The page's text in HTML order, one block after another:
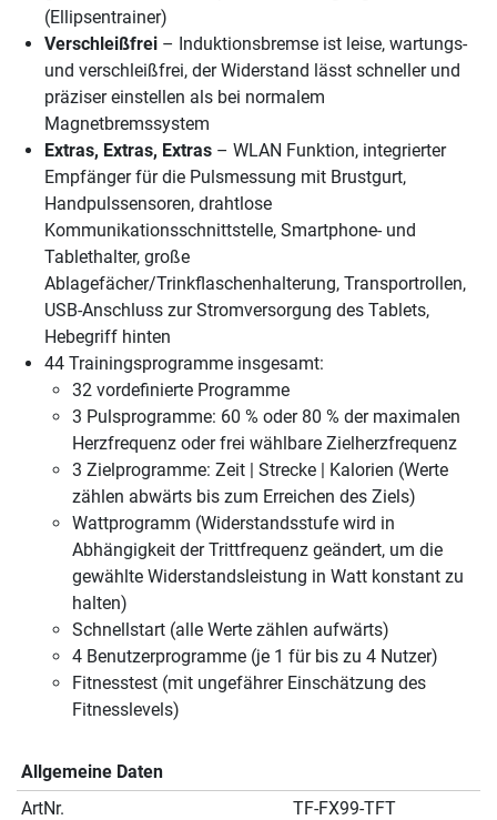
(Ellipsentrainer)
Verschleißfrei – Induktionsbremse ist leise, wartungs-
und verschleißfrei, der Widerstand lässt schneller und
präziser einstellen als bei normalem
Magnetbremssystem
Extras, Extras, Extras – WLAN Funktion, integrierter
Empfänger für die Pulsmessung mit Brustgurt,
Handpulssensoren, drahtlose
Kommunikationsschnittstelle, Smartphone- und
Tablethalter, große
Ablagefächer/Trinkflaschenhalterung, Transportrollen,
USB-Anschluss zur Stromversorgung des Tablets,
Hebegriff hinten
44 Trainingsprogramme insgesamt:
32 vordefinierte Programme
3 Pulsprogramme: 60 % oder 80 % der maximalen
Herzfrequenz oder frei wählbare Zielherzfrequenz
3 Zielprogramme: Zeit | Strecke | Kalorien (Werte
zählen abwärts bis zum Erreichen des Ziels)
Wattprogramm (Widerstandsstufe wird in
Abhängigkeit der Trittfrequenz geändert, um die
gewählte Widerstandsleistung in Watt konstant zu
halten)
Schnellstart (alle Werte zählen aufwärts)
4 Benutzerprogramme (je 1 für bis zu 4 Nutzer)
Fitnesstest (mit ungefährer Einschätzung des
Fitnesslevels)
Allgemeine Daten
ArtNr.
TF-FX99-TFT